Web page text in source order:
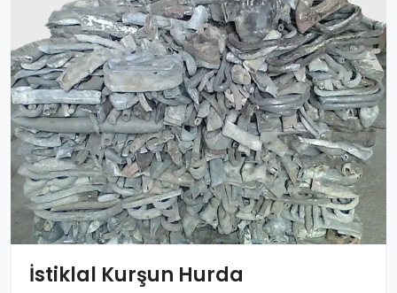
İstiklal Kurşun Hurda